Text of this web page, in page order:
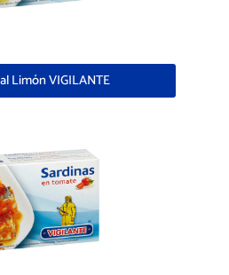
Limón VIGILANTE